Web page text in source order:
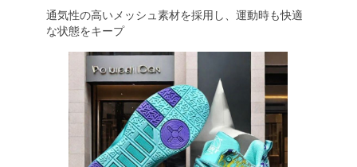
通気性の高いメッシュ素材を採用し、運動時も快適
な状態をキープ